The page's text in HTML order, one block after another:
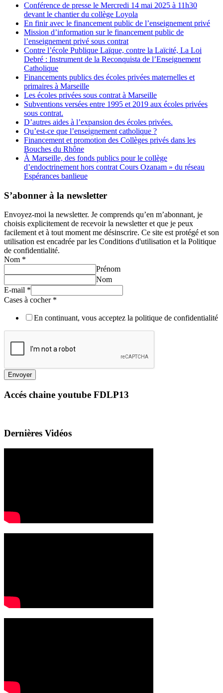
Conférence de presse le Mercredi 14 mai 2025 à 11h30
devant le chantier du collège Loyola
En finir avec le financement public de l’enseignement privé
Mission d’information sur le financement public de
l’enseignement privé sous contrat
Contre l’école Publique Laïque, contre la Laïcité, La Loi
Debré : Instrument de la Reconquista de l’Enseignement
Catholique
Financements publics des écoles privées maternelles et
primaires à Marseille
Les écoles privées sous contrat à Marseille
Subventions versées entre 1995 et 2019 aux écoles privées
sous contrat.
D’autres aides à l’expansion des écoles privées.
Qu’est-ce que l’enseignement catholique ?
Financement et promotion des Collèges privés dans les
Bouches du Rhône
À Marseille, des fonds publics pour le collège
d’endoctrinement hors contrat Cours Ozanam » du réseau
Espérances banlieue
S’abonner à la newsletter
Envoyez-moi la newsletter. Je comprends qu’en m’abonnant, je
choisis explicitement de recevoir la newsletter et que je peux
facilement et à tout moment me désinscrire. Ce site est protégé et son
utilisation est encadrée par les Conditions d'utilisation et la Politique
de confidentialité.
Nom *
Prénom
Nom
E-mail *
Cases à cocher *
En continuant, vous acceptez la politique de confidentialité
Envoyer
Accés chaine youtube FDLP13
Dernières Vidéos